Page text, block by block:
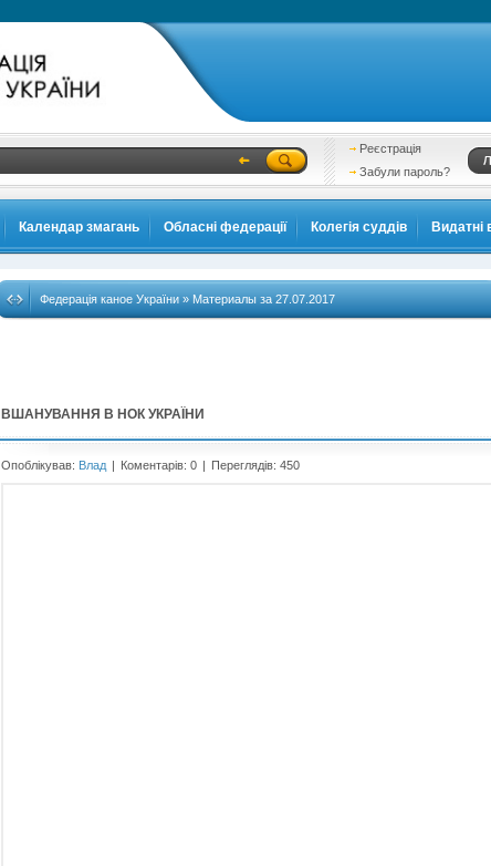
Реєстрація
Забули пароль?
Календар змагань Обласні федерації Колегія суддів Видатні
Федерація каное України » Материалы за 27.07.2017
ВШАНУВАННЯ В НОК УКРАЇНИ
Опоблікував: Влад | Коментарів: 0 | Переглядів: 450